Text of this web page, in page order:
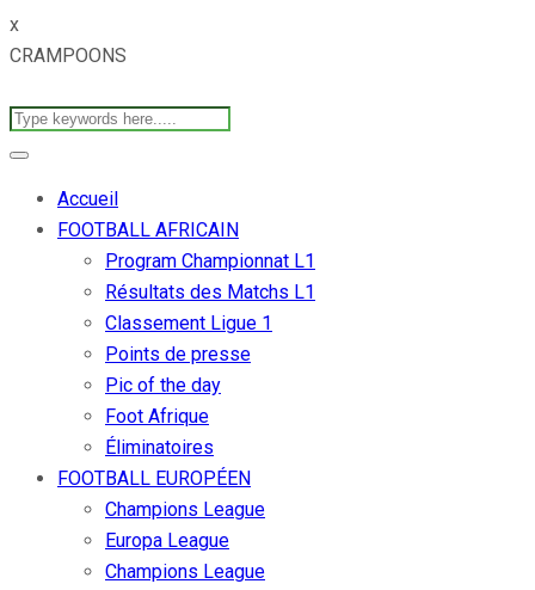
x
CRAMPOONS
Accueil
FOOTBALL AFRICAIN
Program Championnat L1
Résultats des Matchs L1
Classement Ligue 1
Points de presse
Pic of the day
Foot Afrique
Éliminatoires
FOOTBALL EUROPÉEN
Champions League
Europa League
Champions League